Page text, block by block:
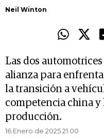
Neil Winton
Las dos
alianza para
la transición a
competencia china y
producción.
16 Enero de 2025 21.00